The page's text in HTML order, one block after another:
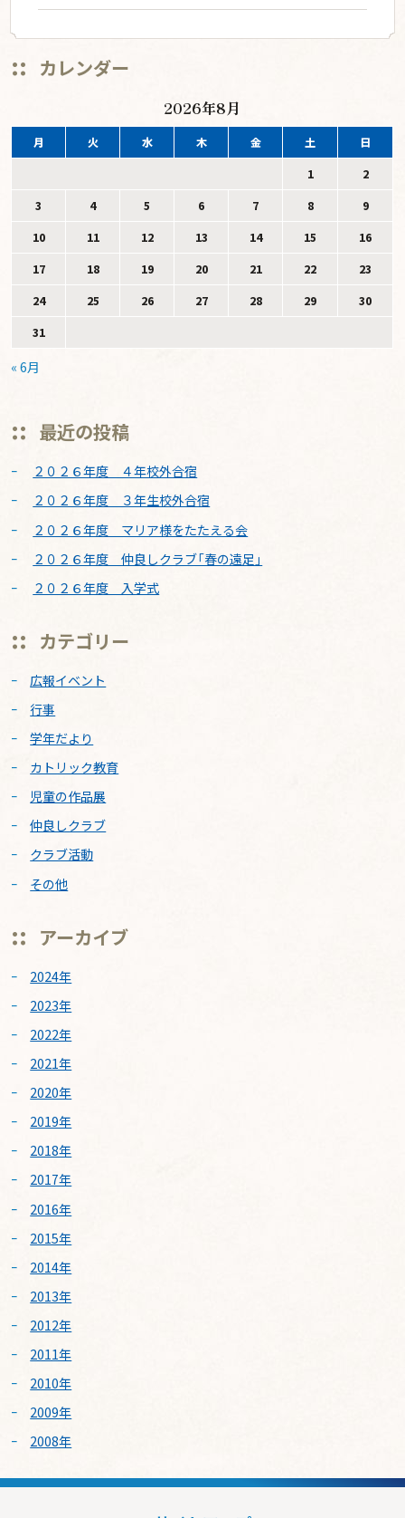
カレンダー
2026年8月
月 火 水 木 金 土 日
1 2
3 4 5 6 7 8 9
10 11 12 13 14 15 16
17 18 19 20 21 22 23
24 25 26 27 28 29 30
31
« 6月
最近の投稿
２０２６年度 ４年校外合宿
２０２６年度 ３年生校外合宿
２０２６年度 マリア様をたたえる会
２０２６年度 仲良しクラブ「春の遠足」
２０２６年度 入学式
カテゴリー
広報イベント
行事
学年だより
カトリック教育
児童の作品展
仲良しクラブ
クラブ活動
その他
アーカイブ
2024年
2023年
2022年
2021年
2020年
2019年
2018年
2017年
2016年
2015年
2014年
2013年
2012年
2011年
2010年
2009年
2008年